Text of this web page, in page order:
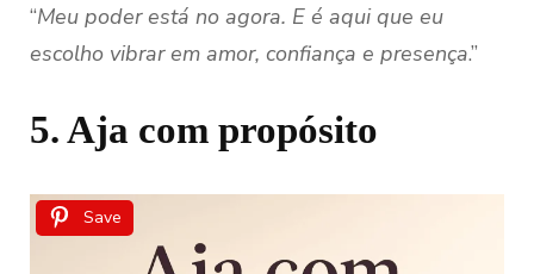
“Meu poder está no agora. E é aqui que eu
escolho vibrar em amor, confiança e presença.”
5. Aja com propósito
Save